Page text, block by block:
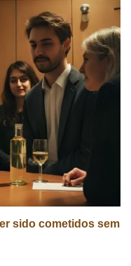
sido cometidos sem